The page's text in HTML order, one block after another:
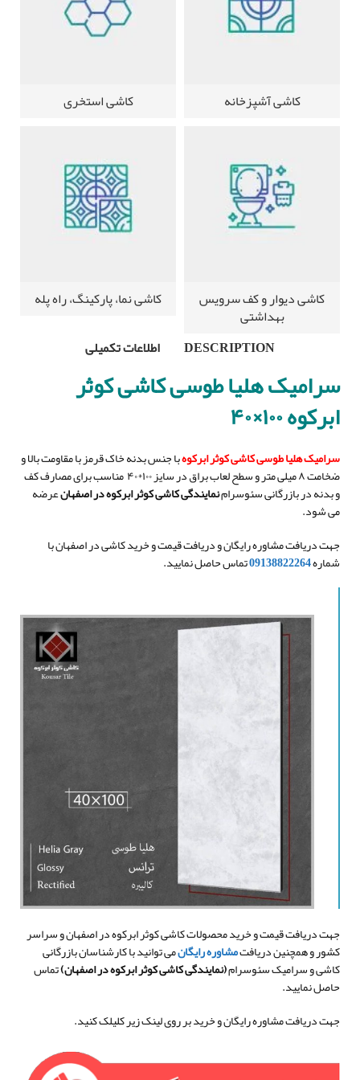
کاشی آشپزخانه کاشی استخری
کاشی دیوار و کف سرویس
بهداشتی
کاشی نما، پارکینگ، راه پله
DESCRIPTION
اطلاعات تکمیلی
سرامیک هلیا طوسی کاشی کوثر
ابرکوه ۱۰۰×۴۰
سرامیک هلیا طوسی کاشی کوثر ابرکوهبا جنس بدنه خاک قرمز با مقاومت بالا و
ضخامت ۸ میلی متر و سطح لعاب براق در سایز ۱۰۰*۴۰ مناسب برای مصارف کف
و بدنه در بازرگانی سئوسرامنمایندگی کاشی کوثر ابرکوه در اصفهانعرضه
می شود.
جهت دریافت مشاوره رایگان و دریافت قیمت و خرید کاشی در اصفهان با
شماره09138822264تماس حاصل نمایید.
جهت دریافت قیمت و خرید محصولات کاشی کوثر ابرکوه در اصفهان و سراسر
کشور و همچنین دریافتمشاوره رایگانمی توانید با کارشناسان بازرگانی
کاشی و سرامیک سئوسرام(نمایندگی کاشی کوثر ابرکوه در اصفهان)تماس
حاصل نمایید.
جهت دریافت مشاوره رایگان و خرید بر روی لینک زیر کلیلک کنید.